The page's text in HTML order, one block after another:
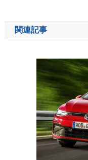
ナ
ビ
関連記事